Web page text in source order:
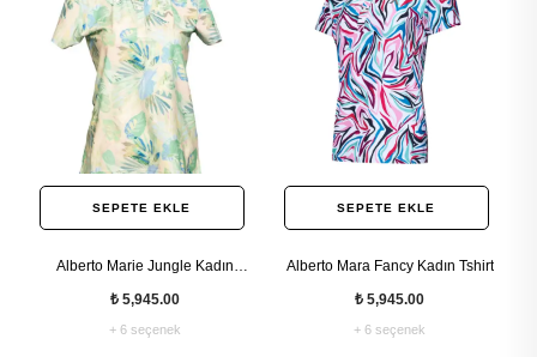
SEPETE EKLE
Alberto Marie Jungle Kadın
₺ 5,945.00
+ 6 seçenek
SEPETE EKLE
Alberto Mara Fancy Kadın Tshirt
₺ 5,945.00
+ 6 seçenek